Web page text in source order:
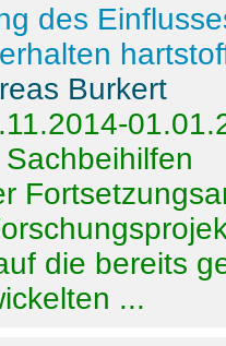
des
Burkert
die bereits
...